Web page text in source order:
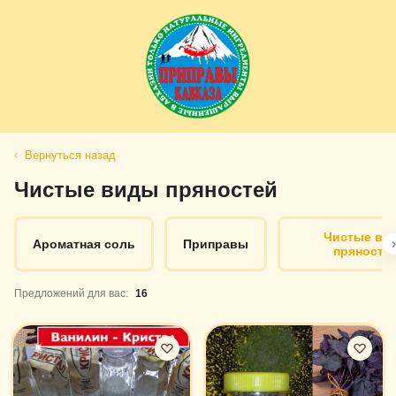
Вернуться назад
Чистые виды пряностей
Ароматная соль Приправы
Чистые
Предложений для вас: 16